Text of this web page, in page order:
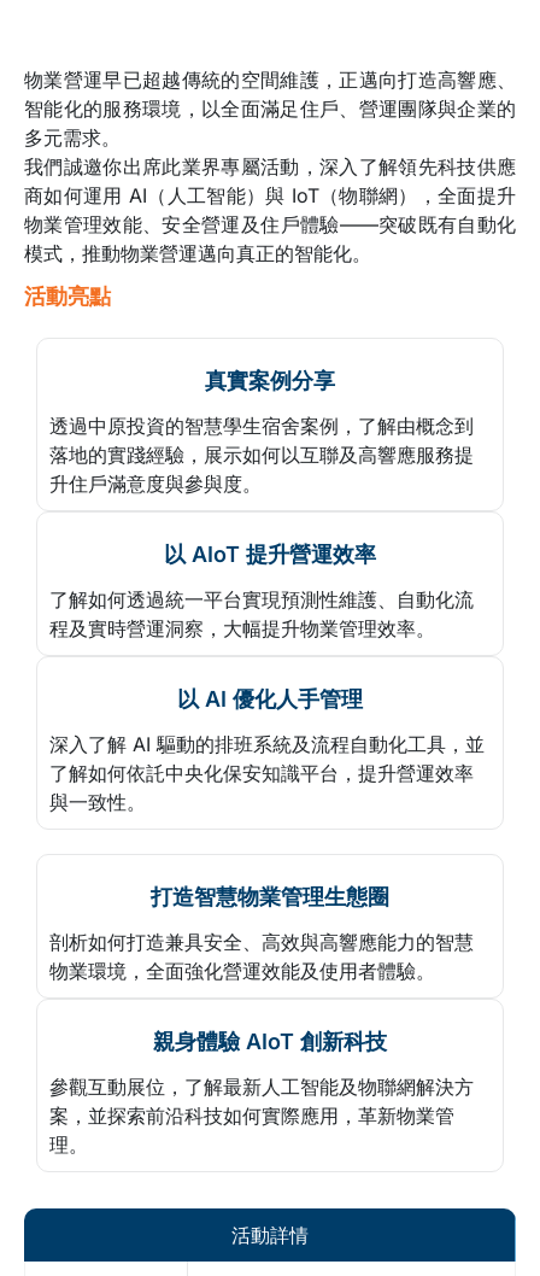
物業營運早已超越傳統的空間維護，正邁向打造高響應、
智能化的服務環境，以全面滿足住戶、營運團隊與企業的
多元需求。
我們誠邀你出席此業界專屬活動，深入了解領先科技供應
商如何運用 AI（人工智能）與 IoT（物聯網），全面提升
物業管理效能、安全營運及住戶體驗——突破既有自動化
模式，推動物業營運邁向真正的智能化。
活動亮點
真實案例分享
透過中原投資的智慧學生宿舍案例，了解由概念到
落地的實踐經驗，展示如何以互聯及高響應服務提
升住戶滿意度與參與度。
以 AIoT 提升營運效率
了解如何透過統一平台實現預測性維護、自動化流
程及實時營運洞察，大幅提升物業管理效率。
以 AI 優化人手管理
深入了解 AI 驅動的排班系統及流程自動化工具，並
了解如何依託中央化保安知識平台，提升營運效率
與一致性。
打造智慧物業管理生態圈
剖析如何打造兼具安全、高效與高響應能力的智慧
物業環境，全面強化營運效能及使用者體驗。
親身體驗 AIoT 創新科技
參觀互動展位，了解最新人工智能及物聯網解決方
案，並探索前沿科技如何實際應用，革新物業管
理。
活動詳情